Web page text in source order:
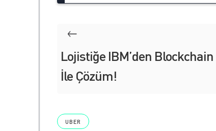
Lojistiğe IBM’den Blockchain
İle Çözüm!
UBER